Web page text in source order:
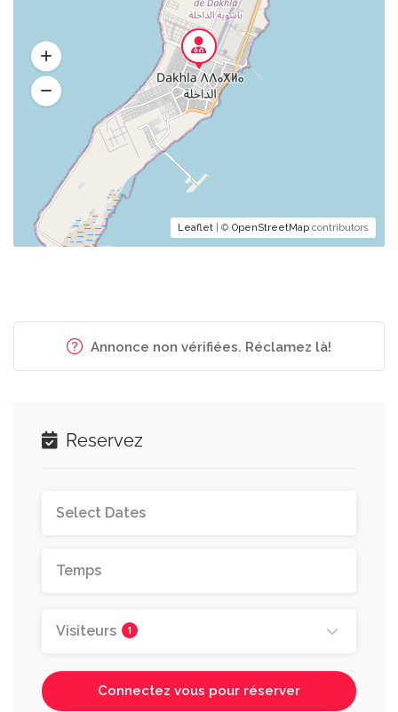
Leaflet | © OpenStreetMap contributors
Annonce non vérifiées. Réclamez là!
Reservez
Visiteurs 1
Connectez vous pour réserver